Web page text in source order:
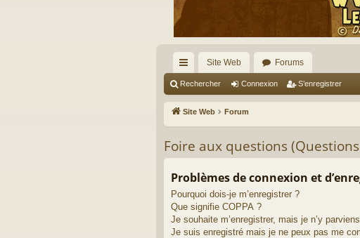
cc
ès
ra
pi
Site Web Forums
Rechercher Connexion S’enregistrer
Site Web Forum
Foire aux questions
Problèmes de connexion et
Pourquoi dois-je m’enregistrer ?
Que signifie COPPA ?
Je souhaite m’enregistrer, mais je n’y
Je suis enregistré mais je ne peux pas me